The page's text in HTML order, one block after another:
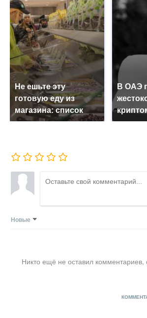
Не ешьте эту
готовую еду из
магазина: список
В ОАЭ
Новые
Никто ещё не оставил комментариев,